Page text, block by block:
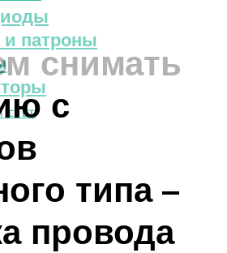
патроны
СВЕТ
снимать
с
типа –
провода